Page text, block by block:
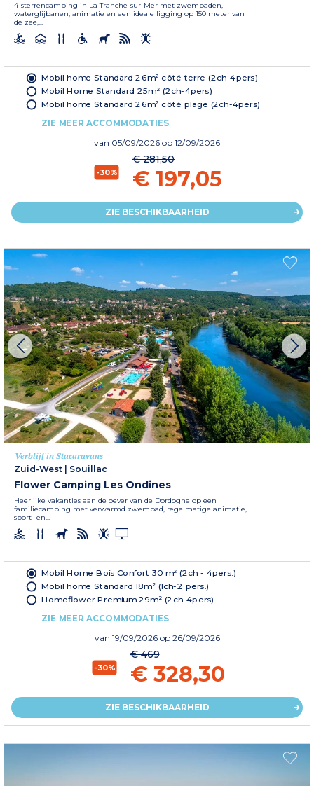
4-sterrencamping in La Tranche-sur-Mer met zwembaden,
waterglijbanen, animatie en een ideale ligging op 150 meter van
de zee,...
Mobil home Standard 26m² côté terre (2ch-4pers)
Mobil Home Standard 25m² (2ch-4pers)
Mobil home Standard 26m² côté plage (2ch-4pers)
ZIE MEER ACCOMMODATIES
van 05/09/2026 op 12/09/2026
-30%
€ 281,50
€ 197,05
ZIE BESCHIKBAARHEID
Verblijf in Stacaravans
Zuid-West
Souillac
Flower Camping Les Ondines
Heerlijke vakanties aan de oever van de Dordogne op een
familiecamping met verwarmd zwembad, regelmatige animatie,
sport- en...
Mobil Home Bois Confort 30 m² (2ch - 4pers.)
Mobil home Standard 18m² (1ch-2 pers.)
Homeflower Premium 29m² (2ch-4pers)
ZIE MEER ACCOMMODATIES
van 19/09/2026 op 26/09/2026
-30%
€ 469
€ 328,30
ZIE BESCHIKBAARHEID